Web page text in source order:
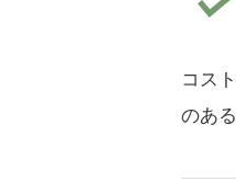
コス
のあ